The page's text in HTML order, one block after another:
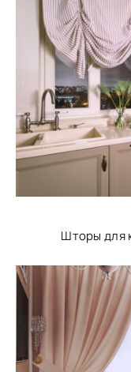
Шторы для